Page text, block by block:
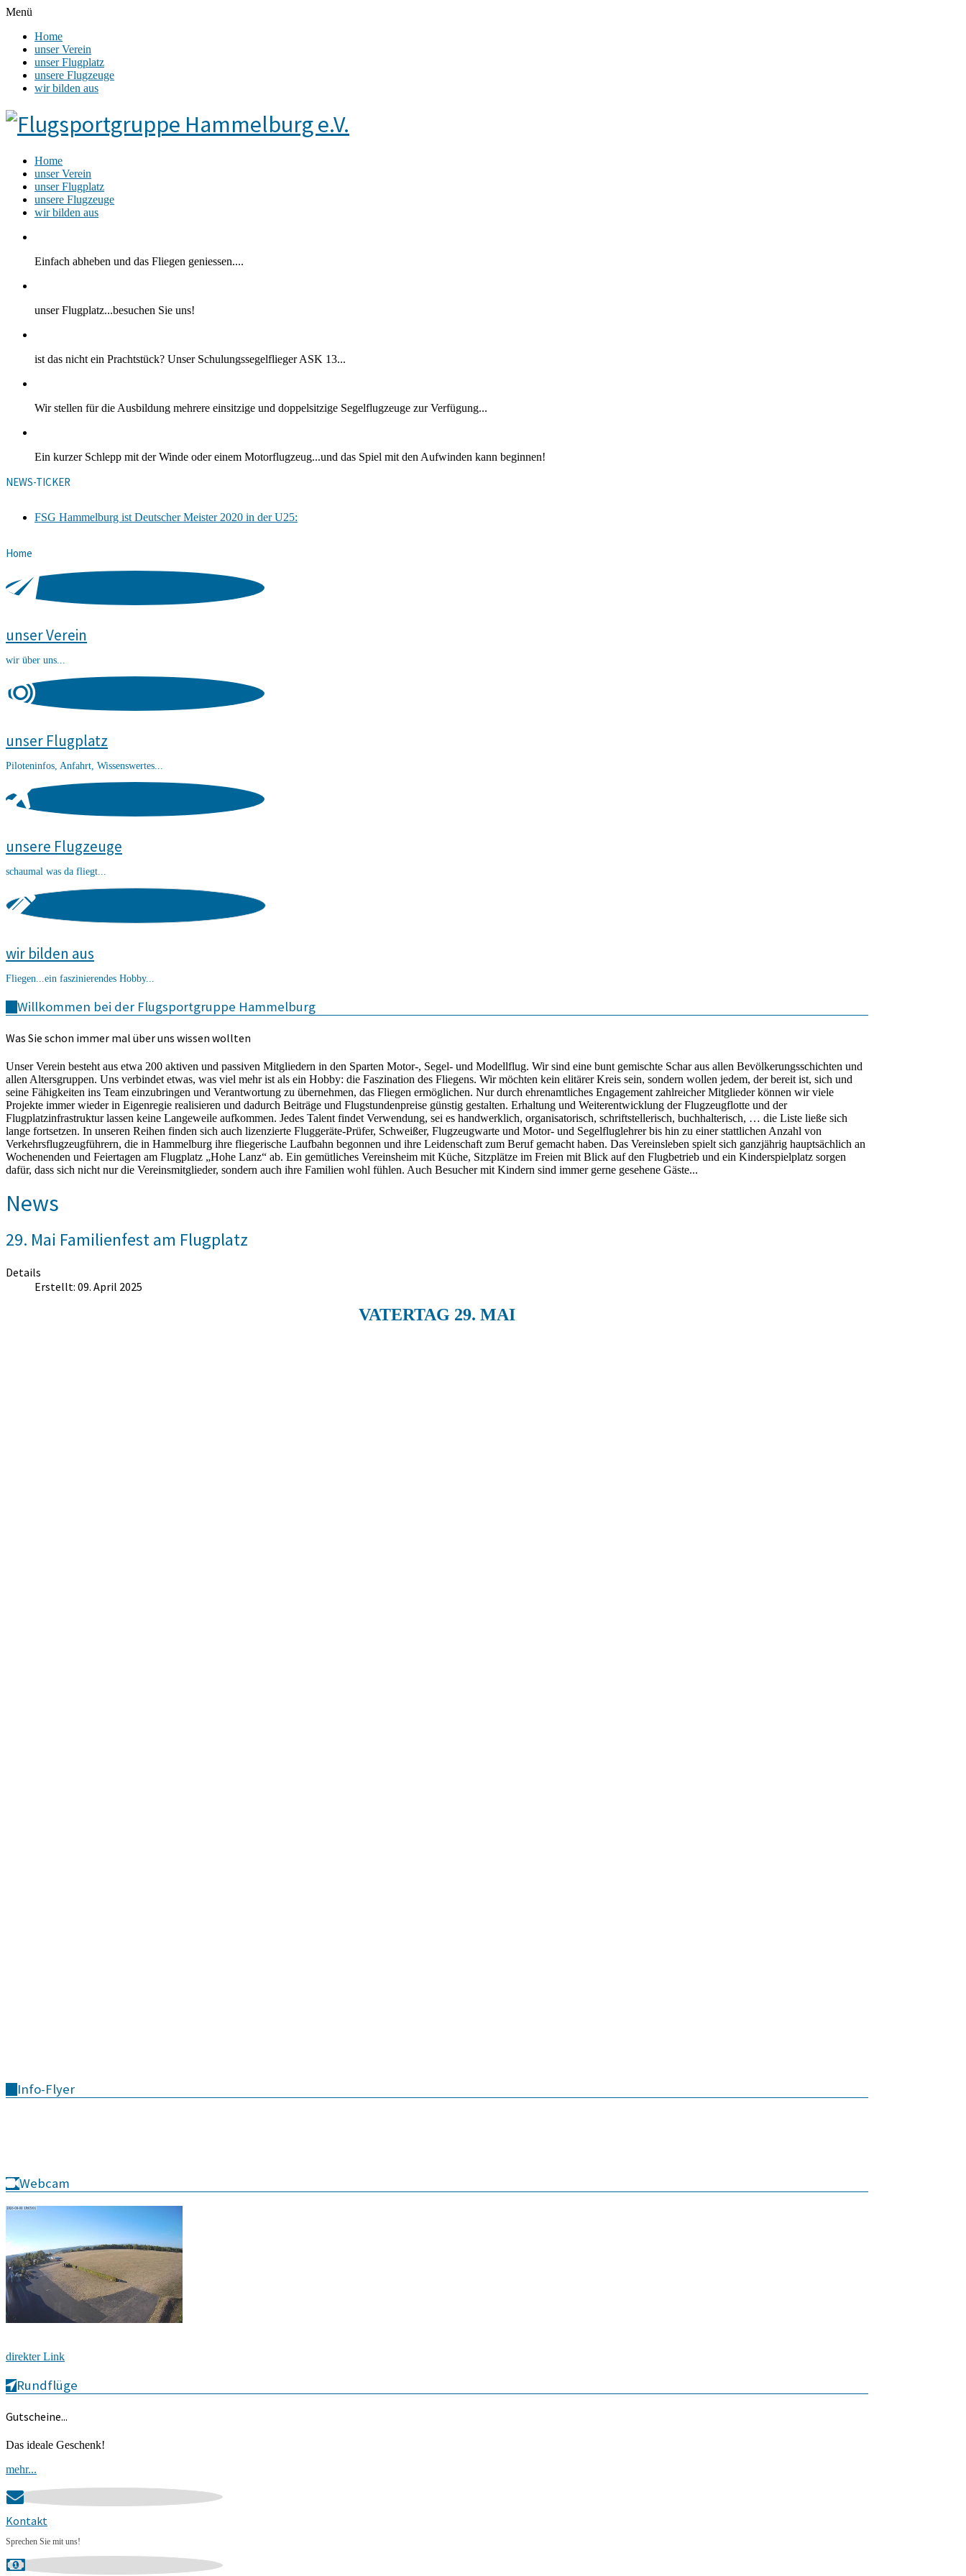
Menü
Home
unser Verein
unser Flugplatz
unsere Flugzeuge
wir bilden aus
Home
unser Verein
unser Flugplatz
unsere Flugzeuge
wir bilden aus
Einfach abheben und das Fliegen geniessen....
unser Flugplatz...besuchen Sie uns!
ist das nicht ein Prachtstück? Unser Schulungssegelflieger ASK 13...
Wir stellen für die Ausbildung mehrere einsitzige und doppelsitzige Segelflugzeuge zur Verfügung...
Ein kurzer Schlepp mit der Winde oder einem Motorflugzeug...und das Spiel mit den Aufwinden kann beginnen!
NEWS-TICKER
FSG Hammelburg ist Deutscher Meister 2020 in der U25:
Home
unser Verein
wir über uns...
unser Flugplatz
Piloteninfos, Anfahrt, Wissenswertes...
unsere Flugzeuge
schaumal was da fliegt...
wir bilden aus
Fliegen...ein faszinierendes Hobby...
Willkommen bei der Flugsportgruppe Hammelburg
Was Sie schon immer mal über uns wissen wollten
Unser Verein besteht aus etwa 200 aktiven und passiven Mitgliedern in den Sparten Motor-, Segel- und Modellflug. Wir sind eine bunt gemischte Schar aus allen Bevölkerungsschichten und
allen Altersgruppen. Uns verbindet etwas, was viel mehr ist als ein Hobby: die Faszination des Fliegens. Wir möchten kein elitärer Kreis sein, sondern wollen jedem, der bereit ist, sich und
seine Fähigkeiten ins Team einzubringen und Verantwortung zu übernehmen, das Fliegen ermöglichen. Nur durch ehrenamtliches Engagement zahlreicher Mitglieder können wir viele
Projekte immer wieder in Eigenregie realisieren und dadurch Beiträge und Flugstundenpreise günstig gestalten. Erhaltung und Weiterentwicklung der Flugzeugflotte und der
Flugplatzinfrastruktur lassen keine Langeweile aufkommen. Jedes Talent findet Verwendung, sei es handwerklich, organisatorisch, schriftstellerisch, buchhalterisch, … die Liste ließe sich
lange fortsetzen. In unseren Reihen finden sich auch lizenzierte Fluggeräte-Prüfer, Schweißer, Flugzeugwarte und Motor- und Segelfluglehrer bis hin zu einer stattlichen Anzahl von
Verkehrsflugzeugführern, die in Hammelburg ihre fliegerische Laufbahn begonnen und ihre Leidenschaft zum Beruf gemacht haben. Das Vereinsleben spielt sich ganzjährig hauptsächlich an
Wochenenden und Feiertagen am Flugplatz „Hohe Lanz“ ab. Ein gemütliches Vereinsheim mit Küche, Sitzplätze im Freien mit Blick auf den Flugbetrieb und ein Kinderspielplatz sorgen
dafür, dass sich nicht nur die Vereinsmitglieder, sondern auch ihre Familien wohl fühlen. Auch Besucher mit Kindern sind immer gerne gesehene Gäste...
News
29. Mai Familienfest am Flugplatz
Details
Erstellt: 09. April 2025
VATERTAG 29. MAI
Info-Flyer
Webcam
direkter Link
Rundflüge
Gutscheine...
Das ideale Geschenk!
mehr...
Kontakt
Sprechen Sie mit uns!